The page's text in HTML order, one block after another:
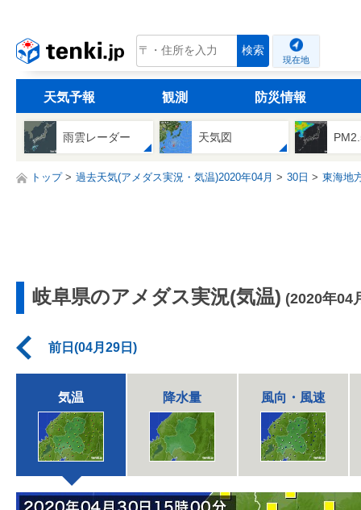
tenki.jp 検索
現在地
天気予報 観測 防災情報
雨雲レーダー 天気図
トップ 過去天気(アメダス実況・気温)2020年04月 30日 東海地
岐阜県のアメダス実況(気温) (2020年04
前日(04月29日)
気温 降水量 風向・風速